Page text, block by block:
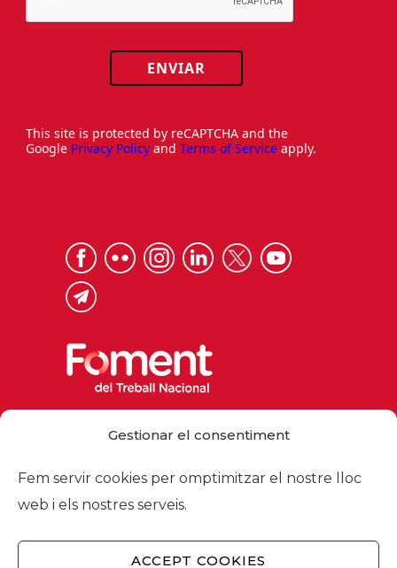
Gestionar el consentiment
Fem servir cookies per omptimitzar el nostre lloc
web i els nostres serveis.
ACCEPT COOKIES
ENVIAR
This site is protected by reCAPTCHA and the
Google Privacy Policy and Terms of Service apply.
foment@foment.com